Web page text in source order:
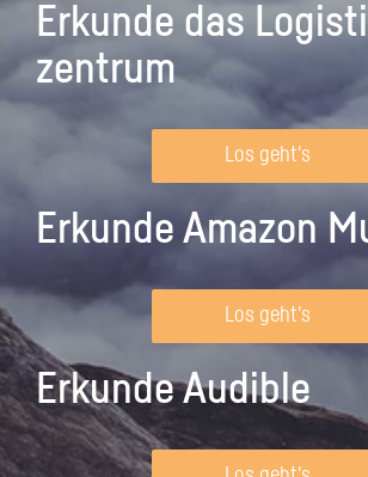
Erkunde das
zentrum
Los geht's
Erkunde Amazon
Los geht's
Erkunde Audible